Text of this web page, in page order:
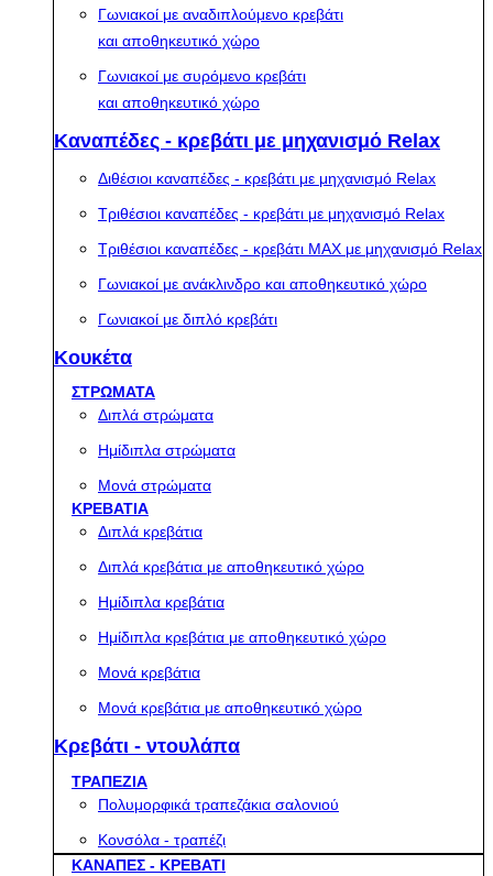
Γωνιακοί με αναδιπλούμενο κρεβάτι
και αποθηκευτικό χώρο
Γωνιακοί με συρόμενο κρεβάτι
και αποθηκευτικό χώρο
Καναπέδες - κρεβάτι με μηχανισμό Relax
Διθέσιοι καναπέδες - κρεβάτι με μηχανισμό Relax
Τριθέσιοι καναπέδες - κρεβάτι με μηχανισμό Relax
Τριθέσιοι καναπέδες - κρεβάτι MAX με μηχανισμό Relax
Γωνιακοί με ανάκλινδρο και αποθηκευτικό χώρο
Γωνιακοί με διπλό κρεβάτι
Κουκέτα
ΣΤΡΩΜΑΤΑ
Διπλά στρώματα
Ημίδιπλα στρώματα
Μονά στρώματα
ΚΡΕΒΑΤΙΑ
Διπλά κρεβάτια
Διπλά κρεβάτια με αποθηκευτικό χώρο
Ημίδιπλα κρεβάτια
Ημίδιπλα κρεβάτια με αποθηκευτικό χώρο
Μονά κρεβάτια
Μονά κρεβάτια με αποθηκευτικό χώρο
Κρεβάτι - ντουλάπα
ΤΡΑΠΕΖΙΑ
Πολυμορφικά τραπεζάκια σαλονιού
Κονσόλα - τραπέζι
ΚΑΝΑΠΕΣ - ΚΡΕΒΑΤΙ